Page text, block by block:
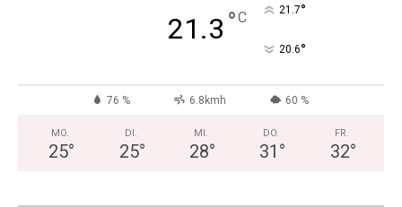
21.3 °C 21.7°
20.6°
76 % 6.8kmh 60 %
MO.
25°
DI.
25°
MI.
28°
DO.
31 °
FR.
32°